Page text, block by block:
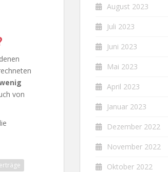
von
August 2023
Juli 2023
Juni 2023
Mai 2023
April 2023
Januar 2023
Dezember 2022
November 2022
Oktober 2022